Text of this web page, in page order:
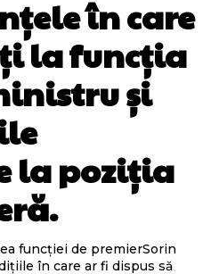
în care
la funcția
și
la poziția
funcției de premierSorin
în care ar fi dispus să